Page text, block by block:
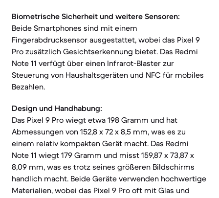
Biometrische Sicherheit und weitere Sensoren:
Beide Smartphones sind mit einem
Fingerabdrucksensor ausgestattet, wobei das Pixel 9
Pro zusätzlich Gesichtserkennung bietet. Das Redmi
Note 11 verfügt über einen Infrarot-Blaster zur
Steuerung von Haushaltsgeräten und NFC für mobiles
Bezahlen.
Design und Handhabung:
Das Pixel 9 Pro wiegt etwa 198 Gramm und hat
Abmessungen von 152,8 x 72 x 8,5 mm, was es zu
einem relativ kompakten Gerät macht. Das Redmi
Note 11 wiegt 179 Gramm und misst 159,87 x 73,87 x
8,09 mm, was es trotz seines größeren Bildschirms
handlich macht. Beide Geräte verwenden hochwertige
Materialien, wobei das Pixel 9 Pro oft mit Glas und